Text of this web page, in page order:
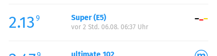
2.13 9 Super (E5)
vor 2 Std. 06.08. 06:37 Uhr
ultimate 102